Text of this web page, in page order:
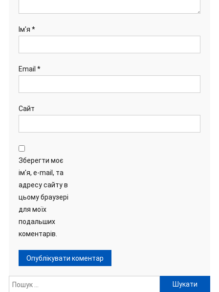
Ім'я *
Email *
Сайт
Зберегти моє
ім'я, e-mail, та
адресу сайту в
цьому браузері
для моїх
подальших
коментарів.
Пошук: